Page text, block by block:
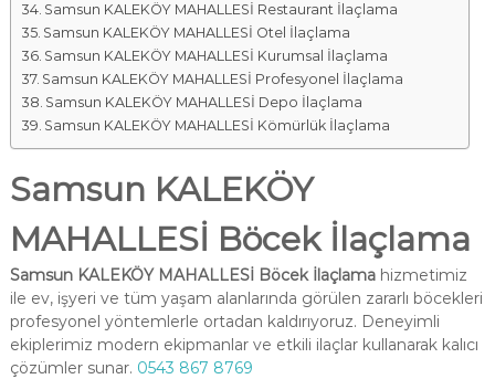
Samsun KALEKÖY MAHALLESİ Restaurant İlaçlama
Samsun KALEKÖY MAHALLESİ Otel İlaçlama
Samsun KALEKÖY MAHALLESİ Kurumsal İlaçlama
Samsun KALEKÖY MAHALLESİ Profesyonel İlaçlama
Samsun KALEKÖY MAHALLESİ Depo İlaçlama
Samsun KALEKÖY MAHALLESİ Kömürlük İlaçlama
Samsun KALEKÖY
MAHALLESİ Böcek İlaçlama
Samsun KALEKÖY MAHALLESİ Böcek İlaçlamahizmetimiz
ile ev, işyeri ve tüm yaşam alanlarında görülen zararlı böcekleri
profesyonel yöntemlerle ortadan kaldırıyoruz. Deneyimli
ekiplerimiz modern ekipmanlar ve etkili ilaçlar kullanarak kalıcı
çözümler sunar. 0543 867 8769